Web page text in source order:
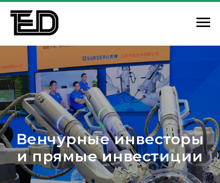
Венчурные инвесторы
и прямые инвестиции